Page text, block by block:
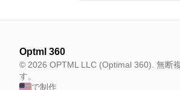
Optml 360
© 2026 OPTML LLC (Optimal 360). 無断
す。
で制作